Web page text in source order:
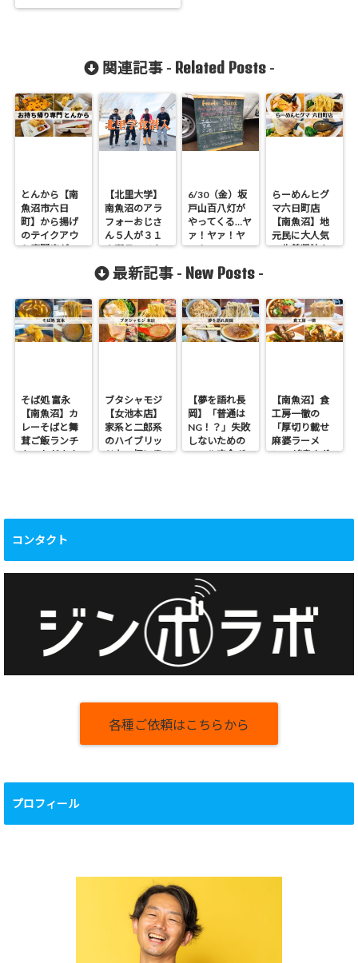
関連記事 - Related Posts-
とんから【南
魚沼市六日
町】から揚げ
のテイクアウ
ト専門店が
【北里大学】
南魚沼のアラ
フォーおじさ
ん５人が３１
０円ランチを
満喫！
6/30（金）坂
戸山百八灯が
やってくる…ヤ
ァ！ヤァ！ヤ
ァ！
らーめんヒグ
マ六日町店
【南魚沼】地
元民に大人気
の生姜醤油を
最新記事 - New Posts -
そば処 富永
【南魚沼】カ
レーそばと舞
茸ご飯ランチ
をいただきま
ブタシャモジ
【女池本店】
家系と二郎系
のハイブリッ
ドな一杯に思
【夢を語れ長
岡】「普通は
NG！？」失敗
しないための
コール完全ガ
【南魚沼】食
工房一徹の
「厚切り載せ
麻婆ラーメ
ン」が凄すぎ
コンタクト
各種ご依頼はこちらから
プロフィール